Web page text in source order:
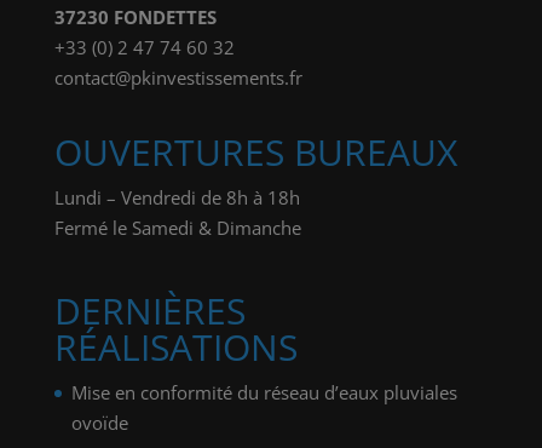
37230 FONDETTES
+33 (0) 2 47 74 60 32
contact@pkinvestissements.fr
OUVERTURES BUREAUX
Lundi – Vendredi de 8h à 18h
Fermé le Samedi & Dimanche
DERNIÈRES
RÉALISATIONS
Mise en conformité du réseau d’eaux pluviales
ovoïde